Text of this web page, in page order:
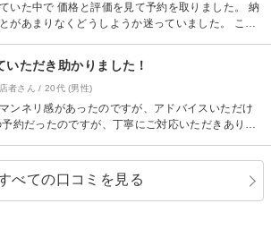
いた中で 価格と評価を見て予約を取りました。 納
があまりなくどうしようか迷っていました。 こち
ただき助かりました！
者さん / 20代 (男性)
ンネリ感があったのですが、アドバイスいただけ
約だったのですが、丁寧にご対応いただきありが
べての口コミを見る